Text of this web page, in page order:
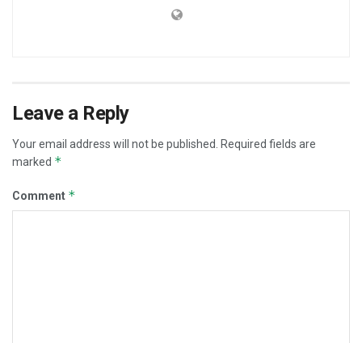
Leave a Reply
Your email address will not be published. Required fields are
marked *
Comment *